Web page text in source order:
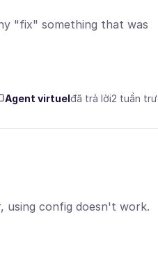
"fix" something that was
Agent virtuelđã trả lời2 tuần
using config doesn't work.